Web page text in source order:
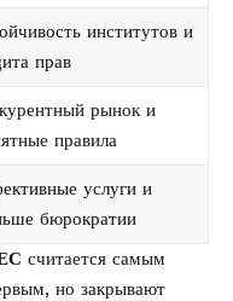
институтов и
прав
рынок и
правила
услуги и
бюрократии
считается самым
но закрывают